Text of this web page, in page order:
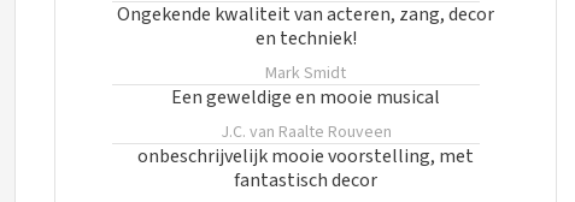
Ongekende kwaliteit van acteren, zang, decor
en techniek!
Mark Smidt
Een geweldige en mooie musical
J.C. van Raalte Rouveen
onbeschrijvelijk mooie voorstelling, met
fantastisch decor